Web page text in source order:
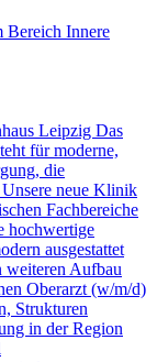
Bereich Innere
Leipzig Das
für moderne,
die
neue Klinik
Fachbereiche
hochwertige
ausgestattet
weiteren Aufbau
Oberarzt (w/m/d)
Strukturen
in der Region